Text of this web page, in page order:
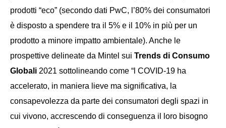
prodotti “eco” (secondo dati PwC, l’80% dei consumatori
è disposto a spendere tra il 5% e il 10% in più per un
prodotto a minore impatto ambientale). Anche le
prospettive delineate da Mintel sui Trends di Consumo
Globali 2021 sottolineando come “l COVID-19 ha
accelerato, in maniera lieve ma significativa, la
consapevolezza da parte dei consumatori degli spazi in
cui vivono, accrescendo di conseguenza il loro bisogno